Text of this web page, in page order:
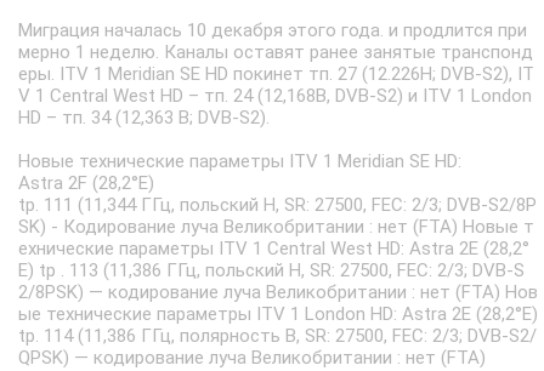
Миграция началась 10 декабря этого года. и продлится при
мерно 1 неделю. Каналы оставят ранее занятые транспонд
еры. ITV 1 Meridian SE HD покинет тп. 27 (12.226H; DVB-S2), IT
V 1 Central West HD – тп. 24 (12,168В, DVB-S2) и ITV 1 London
HD – тп. 34 (12,363 В; DVB-S2).
Новые технические параметры ITV 1 Meridian SE HD:
Astra 2F (28,2°E)
tp. 111 (11,344 ГГц, польский H, SR: 27500, FEC: 2/3; DVB-S2/8P
SK) - Кодирование луча Великобритании : нет (FTA) Новые т
ехнические параметры ITV 1 Central West HD: Astra 2E (28,2°
E) tp . 113 (11,386 ГГц, польский H, SR: 27500, FEC: 2/3; DVB-S
2/8PSK) — кодирование луча Великобритании : нет (FTA) Нов
ые технические параметры ITV 1 London HD: Astra 2E (28,2°E)
tp. 114 (11,386 ГГц, полярность В, SR: 27500, FEC: 2/3; DVB-S2/
QPSK) — кодирование луча Великобритании : нет (FTA)